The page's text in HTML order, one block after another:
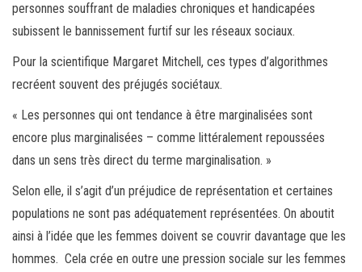
personnes souffrant de maladies chroniques et handicapées
subissent le bannissement furtif sur les réseaux sociaux.
Pour la scientifique Margaret Mitchell, ces types d’algorithmes
recréent souvent des préjugés sociétaux.
« Les personnes qui ont tendance à être marginalisées sont
encore plus marginalisées – comme littéralement repoussées
dans un sens très direct du terme marginalisation. »
Selon elle, il s’agit d’un préjudice de représentation et certaines
populations ne sont pas adéquatement représentées. On aboutit
ainsi à l’idée que les femmes doivent se couvrir davantage que les
hommes. Cela crée en outre une pression sociale sur les femmes